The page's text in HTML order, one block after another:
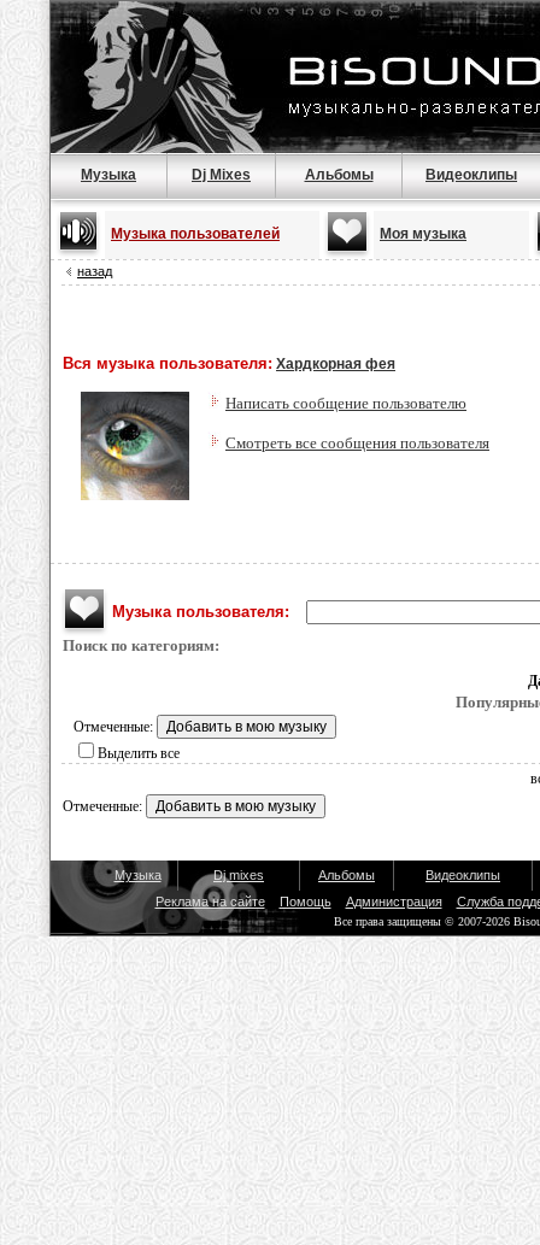
Музыка Dj Mixes Альбомы Видеоклипы
Музыка пользователей Моя музыка
назад
Вся музыка пользователя: Хардкорная фея
Написать сообщение пользователю
Смотреть все сообщения пользователя
Музыка пользователя:
Поиск по категориям:
Отмеченные:
Выделить все
Отмеченные:
Музыка Dj mixes Альбомы
Видеоклипы
Реклама на сайте
Помощь Администрация Служба
Все права защищены © 2007-2026